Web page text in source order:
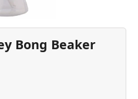
Bong Beaker